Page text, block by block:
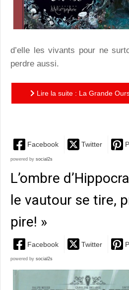
d’elle les vivants pour ne
perdre aussi.
Lire la suite : La Grande
Facebook Twitter
powered by social2s
L’ombre
le vautour se tire,
pire! »
Facebook Twitter
powered by social2s